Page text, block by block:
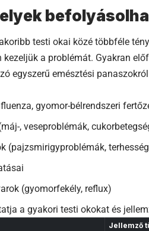
testi okai közé többféle
a problémát. Gyakran
egyszerű emésztési
gyomor-bélrendszeri
, veseproblémák,
(pajzsmirigyproblémák,
(gyomorfekély, reflux)
a gyakori testi okokat és
Jellemző